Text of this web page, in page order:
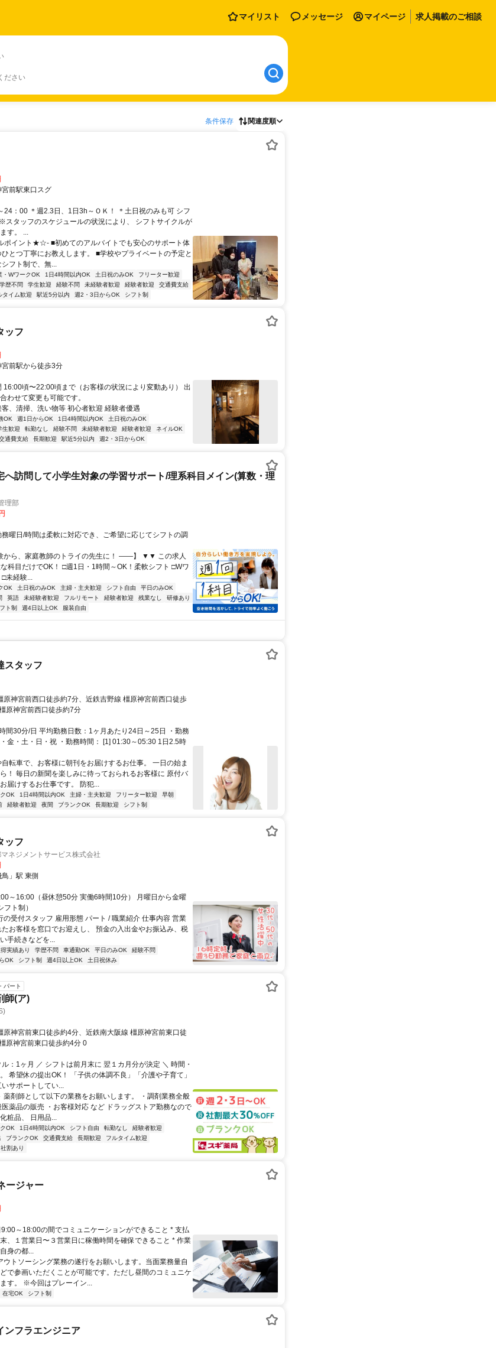
マイリスト メッセージ マイページ 求人掲載のご相談
ださい
条件保存 関連度順
前駅東口スグ
24：00 ＊週2.3日、1日3h～ＯＫ！ ＊土日祝のみも可 シフ
スタッフのスケジュールの状況により、 シフトサイクルが
す。 ...
イント★☆- ■初めてのアルバイトでも安心のサポート体
とつ丁寧にお教えします。 ■学校やプライベートの予定と
フト制で、無...
・WワークOK 1日4時間以内OK 土日祝のみOK
フリーター歓迎
学歴不問 学生歓迎 経験不問 未経験者歓迎 経験者歓迎
交通費支給
タイム歓迎 駅近5分以内 週2・3日からOK シフト制
ッフ
前駅から徒歩3分
16:00頃〜22:00頃まで（お客様の状況により変動あり） 出
わせて変更も可能です。
、清掃、洗い物等 初心者歓迎 経験者優遇
OK 週1日からOK 1日4時間以内OK
土日祝のみOK
生歓迎 転勤なし 経験不問 未経験者歓迎 経験者歓迎
ネイルOK
通費支給 長期歓迎 駅近5分以内 週2・3日からOK
へ訪問して小学生対象の学習サポート/理系科目メイン(算数・理
理部
曜日/時間は柔軟に対応でき、ご希望に応じてシフトの調
ら、家庭教師のトライの先生に！ ――】 ▼▼ この求人
科目だけでOK！ □週1日・1時間～OK！柔軟シフト □Wワ
未経験...
OK 土日祝のみOK 主婦・主夫歓迎 シフト自由
平日のみOK
英語 未経験者歓迎 フルリモート 経験者歓迎 残業なし
研修あり
ト制 週4日以上OK 服装自由
スタッフ
原神宮前西口徒歩約7分、近鉄吉野線 橿原神宮前西口徒歩
原神宮前西口徒歩約7分
間30分/日 平均勤務日数：1ヶ月あたり24日～25日 ・勤務
金・土・日・祝 ・勤務時間： [1] 01:30～05:30 1日2.5時
転車で、お客様に朝刊をお届けするお仕事。 一日の始ま
！ 毎日の新聞を楽しみに待っておられるお客様に 原付バ
届けするお仕事です。 防犯...
OK 1日4時間以内OK 主婦・主夫歓迎 フリーター歓迎
早朝
経験者歓迎 夜間 ブランクOK 長期歓迎 シフト制
ッフ
ネジメントサービス株式会社
」駅 東側
～16:00（昼休憩50分 実働6時間10分） 月曜日から金曜
ト制）
の受付スタッフ 雇用形態 パート / 職業紹介 仕事内容 営業
お客様を窓口でお迎えし、 預金の入出金やお振込み、税
手続きなどを...
実績あり 学歴不問 車通勤OK 平日のみOK
経験不問
OK シフト制 週4日以上OK 土日祝休み
パート
師(ア)
原神宮前東口徒歩約4分、近鉄南大阪線 橿原神宮前東口徒
原神宮前東口徒歩約4分 0
：1ヶ月 ／ シフトは前月末に 翌１カ月分が決定 ＼ 時間・
希望休の提出OK！ 「子供の体調不良」「介護や子育て」
サポートしてい...
薬剤師として以下の業務をお願いします。 ・調剤業務全般
医薬品の販売 ・お客様対応 など ドラッグストア勤務なので
粧品、 日用品...
OK 1日4時間以内OK シフト自由 転勤なし
経験者歓迎
ブランクOK 交通費支給 長期歓迎
フルタイム歓迎
社割あり
ージャー
～18:00の間でコミュニケーションができること * 支払
、１営業日〜３営業日に稼働時間を確保できること * 作業
身の都...
ウトソーシング業務の遂行をお願いします。当面業務量自
で参画いただくことが可能です。ただし昼間のコミュニケ
す。 ※今回はプレーイン...
在宅OK シフト制
ンフラエンジニア